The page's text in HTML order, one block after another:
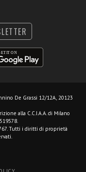
De Grassi 12/12A, 20123
alla C.C.I.A.A. di Milano
Tutti i diritti di proprietà